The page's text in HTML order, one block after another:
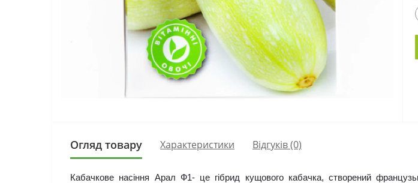
Огляд товару Характеристики Відгуків (0)
Кабачкове насіння Арал Ф1- це гібрид кущового кабачка, створений